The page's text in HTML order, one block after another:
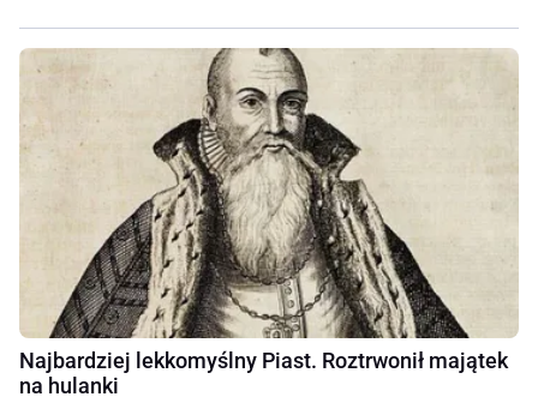
Najbardziej lekkomyślny Piast. Roztrwonił majątek
na hulanki